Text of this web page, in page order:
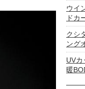
ウイ
ドカ
クシ
ング
UV
暖